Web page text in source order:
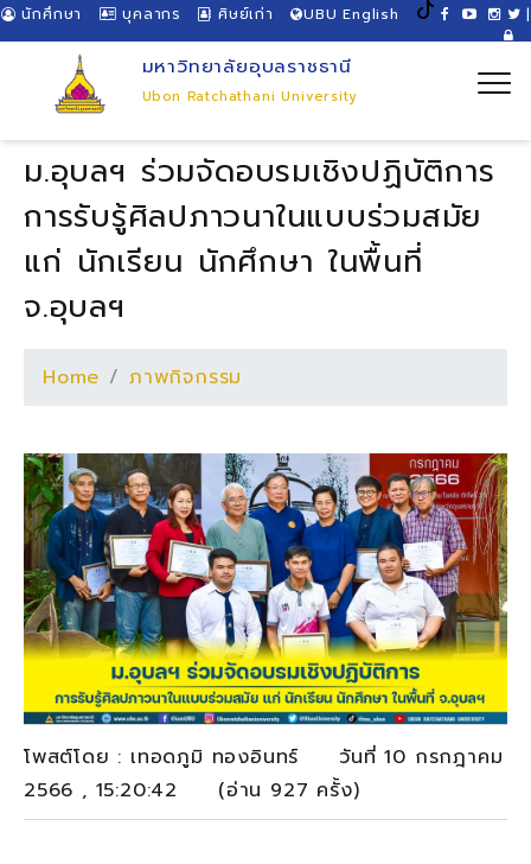
นักศึกษา บุคลากร ศิษย์เก่า UBU English |
มหาวิทยาลัยอุบลราชธานี
Ubon Ratchathani University
ม.อุบลฯ ร่วมจัดอบรมเชิงปฏิบัติการ
การรับรู้ศิลปภาวนาในแบบร่วมสมัย
แก่ นักเรียน นักศึกษา ในพื้นที่
จ.อุบลฯ
Home ภาพกิจกรรม
โพสต์โดย : เทอดภูมิ ทองอินทร์ วันที่ 10 กรกฎาคม
2566 , 15:20:42 (อ่าน 927 ครั้ง)